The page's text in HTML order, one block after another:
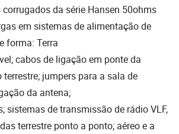
da série Hansen 50ohms
em sistemas de alimentação de
forma: Terra
cabos de ligação em ponte da
jumpers para a sala de
da antena;
sistemas de transmissão de rádio VLF,
terrestre ponto a ponto; aéreo e a